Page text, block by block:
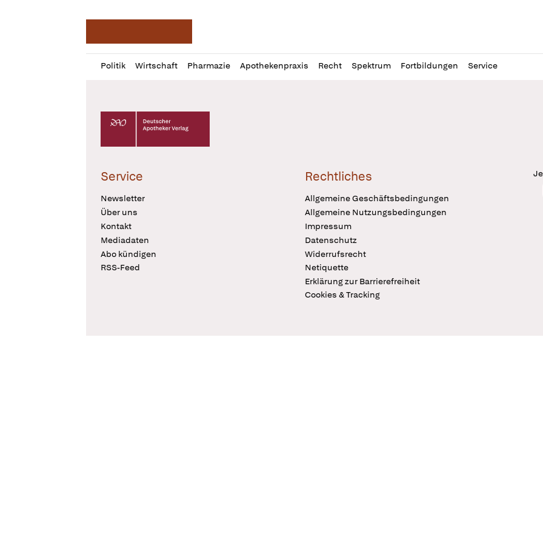
Politik Wirtschaft Pharmazie Apothekenpraxis Recht Spektrum Fortbildungen Service
Profil
öffnen
Daz
Pur
Deutscher Apotheker Verlag Logo
Service
Newsletter
Über uns
Kontakt
Mediadaten
Abo kündigen
RSS-Feed
Rechtliches
Allgemeine Geschäftsbedingungen
Allgemeine Nutzungsbedingungen
Impressum
Datenschutz
Widerrufsrecht
Netiquette
Erklärung zur Barrierefreiheit
Cookies & Tracking